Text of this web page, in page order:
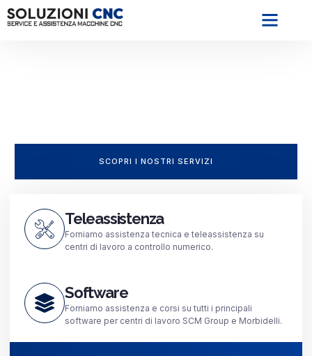
SCOPRI I NOSTRI SERVIZI
Teleassistenza
Forniamo assistenza tecnica e teleassistenza su
centri di lavoro a controllo numerico.
Software
Forniamo assistenza e corsi su tutti i principali
software per centri di lavoro SCM Group e Morbidelli. ​